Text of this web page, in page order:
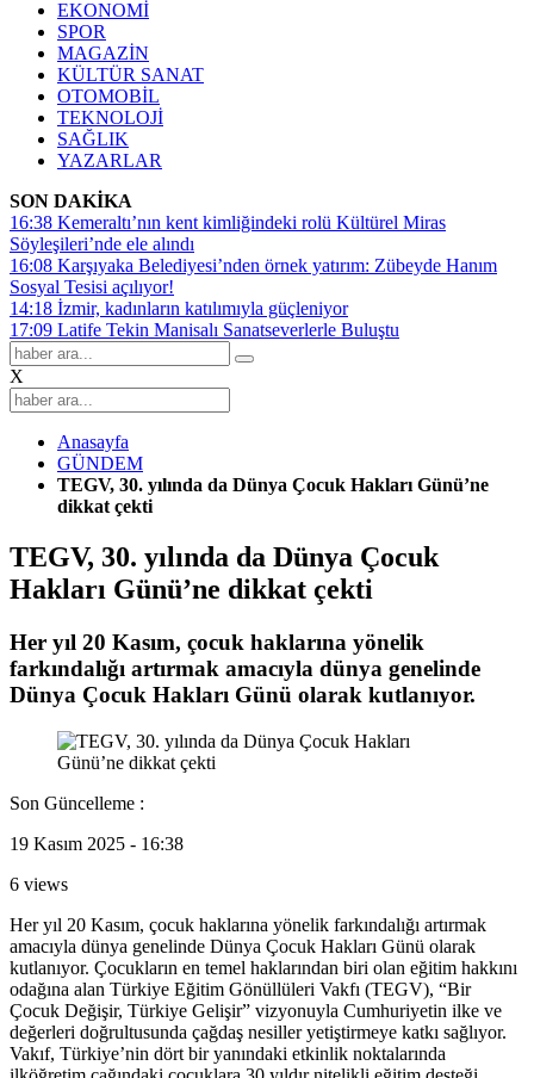
EKONOMİ
SPOR
MAGAZİN
KÜLTÜR SANAT
OTOMOBİL
TEKNOLOJİ
SAĞLIK
YAZARLAR
SON DAKİKA
16:38 Kemeraltı’nın kent kimliğindeki rolü Kültürel Miras
Söyleşileri’nde ele alındı
16:08 Karşıyaka Belediyesi’nden örnek yatırım: Zübeyde Hanım
Sosyal Tesisi açılıyor!
14:18 İzmir, kadınların katılımıyla güçleniyor
17:09 Latife Tekin Manisalı Sanatseverlerle Buluştu
X
Anasayfa
GÜNDEM
TEGV, 30. yılında da Dünya Çocuk Hakları Günü’ne
dikkat çekti
TEGV, 30. yılında da Dünya Çocuk
Hakları Günü’ne dikkat çekti
Her yıl 20 Kasım, çocuk haklarına yönelik
farkındalığı artırmak amacıyla dünya genelinde
Dünya Çocuk Hakları Günü olarak kutlanıyor.
Son Güncelleme :
19 Kasım 2025 - 16:38
6 views
Her yıl 20 Kasım, çocuk haklarına yönelik farkındalığı artırmak
amacıyla dünya genelinde Dünya Çocuk Hakları Günü olarak
kutlanıyor. Çocukların en temel haklarından biri olan eğitim hakkını
odağına alan Türkiye Eğitim Gönüllüleri Vakfı (TEGV), “Bir
Çocuk Değişir, Türkiye Gelişir” vizyonuyla Cumhuriyetin ilke ve
değerleri doğrultusunda çağdaş nesiller yetiştirmeye katkı sağlıyor.
Vakıf, Türkiye’nin dört bir yanındaki etkinlik noktalarında